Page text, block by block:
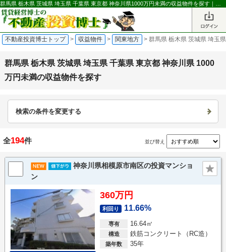
不動産投資博士トップ > 収益物件 > 関東地方 > 群馬県 栃木県 茨城県 埼玉
群馬県 栃木県 茨城県 埼玉県 千葉県 東京都 神奈川県 1000
万円未満の収益物件を探す
検索の条件を変更する
全194件 並び替え
神奈川県相模原市南区の投資マンショ
ン
360万円
利回り 11.66%
専有 16.64㎡
構造 鉄筋コンクリート（RC造）
築年数 35年